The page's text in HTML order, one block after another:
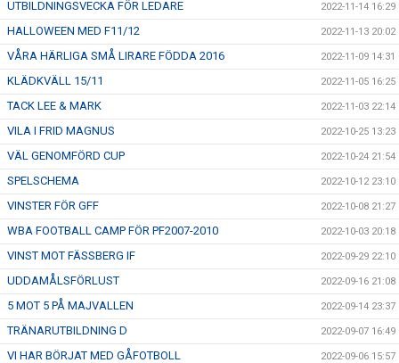
UTBILDNINGSVECKA FÖR LEDARE 2022-11-14 16:29
HALLOWEEN MED F11/12 2022-11-13 20:02
VÅRA HÄRLIGA SMÅ LIRARE FÖDDA 2016 2022-11-09 14:31
KLÄDKVÄLL 15/11 2022-11-05 16:25
TACK LEE & MARK 2022-11-03 22:14
VILA I FRID MAGNUS 2022-10-25 13:23
VÄL GENOMFÖRD CUP 2022-10-24 21:54
SPELSCHEMA 2022-10-12 23:10
VINSTER FÖR GFF 2022-10-08 21:27
WBA FOOTBALL CAMP FÖR PF2007-2010 2022-10-03 20:18
VINST MOT FÄSSBERG IF 2022-09-29 22:10
UDDAMÅLSFÖRLUST 2022-09-16 21:08
5 MOT 5 PÅ MAJVALLEN 2022-09-14 23:37
TRÄNARUTBILDNING D 2022-09-07 16:49
VI HAR BÖRJAT MED GÅFOTBOLL 2022-09-06 15:57